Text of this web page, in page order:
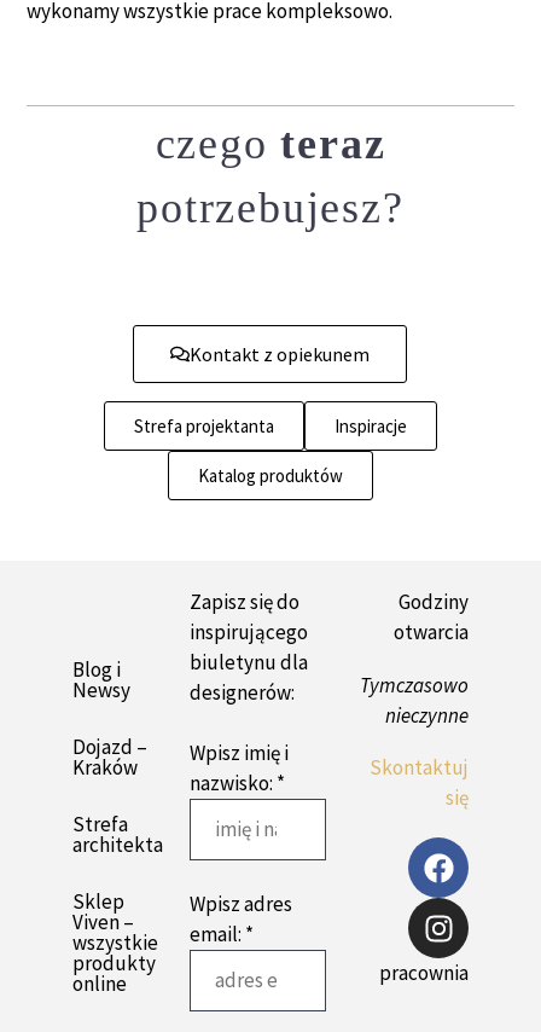
wykonamy wszystkie prace kompleksowo.
czegoteraz
potrzebujesz?
Kontakt z opiekunem
Strefa projektanta Inspiracje
Katalog produktów
Blog i
Newsy
Dojazd –
Kraków
Strefa
architekta
Sklep
Viven –
wszystkie
produkty
online
Zapisz się do
inspirującego
biuletynu dla
designerów:
Wpisz imię i
nazwisko: *
Wpisz adres
email: *
Godziny
otwarcia
Tymczasowo
nieczynne
Skontaktuj
się
pracownia